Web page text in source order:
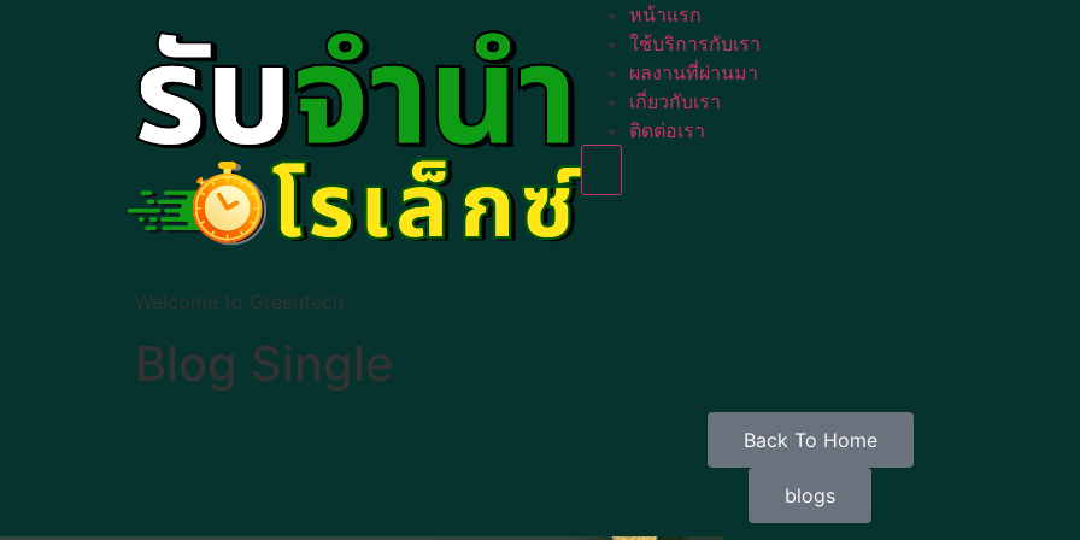
หน้าแรก
ใช้บริการกับเรา
ผลงานที่ผ่านมา
เกี่ยวกับเรา
ติดต่อเรา
Welcome to Greentech
Blog Single
Back To Home
blogs